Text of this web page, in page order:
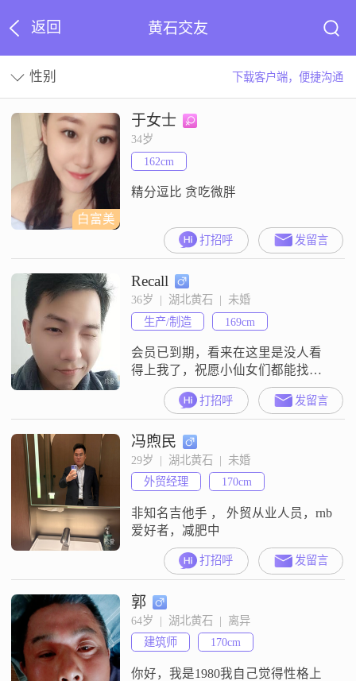
返回 黄石交友
性别 下载客户端，便捷沟通
白富美
于女士
34岁
162cm
精分逗比 贪吃微胖
打招呼 发留言
Recall
36岁  |  湖北黄石  |  未婚
生产/制造
169cm
会员已到期，看来在这里是没人看
得上我了，祝愿小仙女们都能找到
你们想要找的人咯。由于会员已过
期，已看不到信息，亦回不了信息
了，抱歉！
打招呼 发留言
冯煦民
29岁  |  湖北黄石  |  未婚
外贸经理
170cm
非知名吉他手 ， 外贸从业人员，rnb
爱好者，减肥中
打招呼 发留言
郭
64岁  |  湖北黄石  |  离异
建筑师
170cm
你好，我是1980我自己觉得性格上